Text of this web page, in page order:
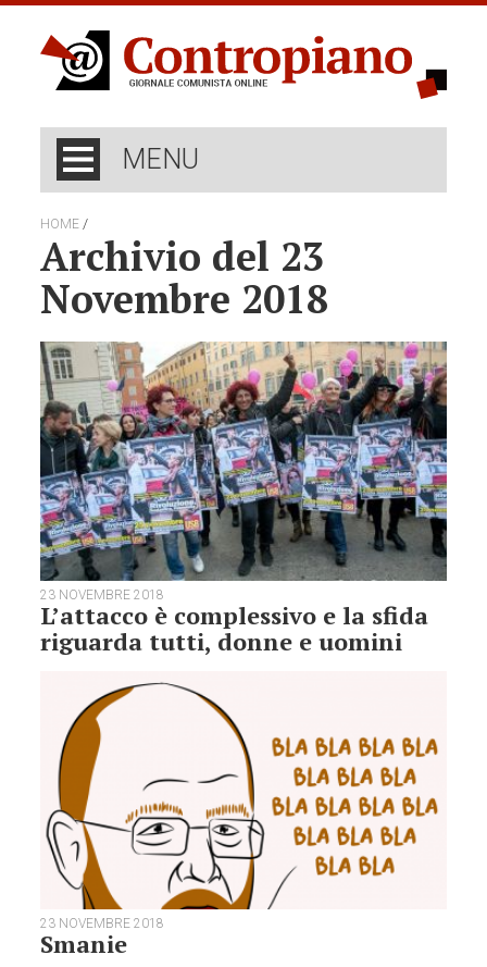
MENU
HOME /
Archivio del 23
Novembre 2018
23 NOVEMBRE 2018
L’attacco è complessivo e la sfida
riguarda tutti, donne e uomini
23 NOVEMBRE 2018
Smanie